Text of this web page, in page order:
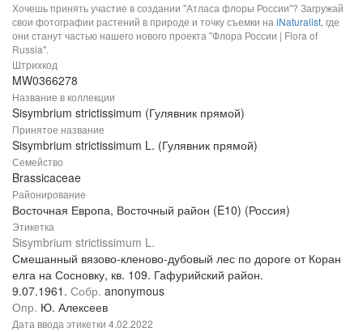
Хочешь принять участие в создании "Атласа флоры России"? Загружай
свои фотографии растений в природе и точку съемки на iNaturalist, где
они станут частью нашего нового проекта "Флора России | Flora of
Russia".
Штрихкод
MW0366278
Название в коллекции
Sisymbrium strictissimum (Гулявник прямой)
Принятое название
Sisymbrium strictissimum L. (Гулявник прямой)
Семейство
Brassicaceae
Районирование
Восточная Европа, Восточный район (E10) (Россия)
Этикетка
Sisymbrium strictissimum L.
Смешанный вязово-кленово-дубовый лес по дороге от Коран
елга на Сосновку, кв. 109. Гафурийский район.
9.07.1961. Собр. anonymous
Опр. Ю. Алексеев
Дата ввода этикетки 4.02.2022